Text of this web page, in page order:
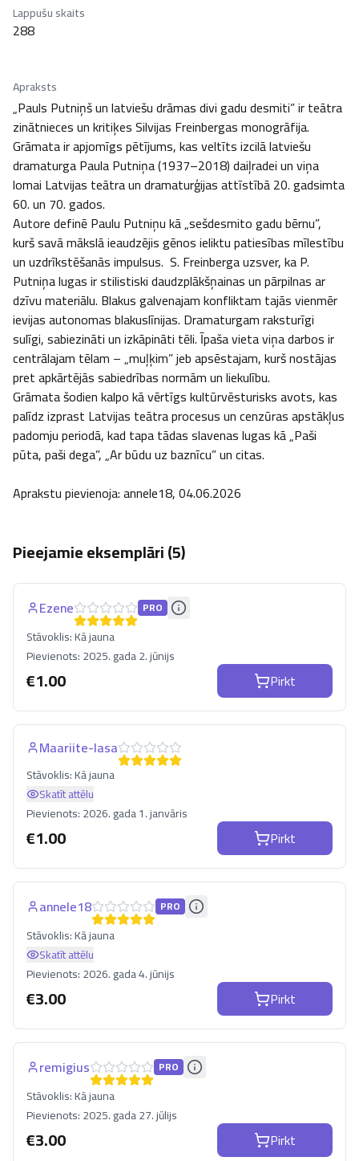
Lappušu skaits
288
Apraksts
„Pauls Putniņš un latviešu drāmas divi gadu desmiti” ir teātra
zinātnieces un kritiķes Silvijas Freinbergas monogrāfija.
Grāmata ir apjomīgs pētījums, kas veltīts izcilā latviešu
dramaturga Paula Putniņa (1937–2018) daiļradei un viņa
lomai Latvijas teātra un dramaturģijas attīstībā 20. gadsimta
60. un 70. gados.
Autore definē Paulu Putniņu kā „sešdesmito gadu bērnu”,
kurš savā mākslā ieaudzējis gēnos ieliktu patiesības mīlestību
un uzdrīkstēšanās impulsus.  S. Freinberga uzsver, ka P.
Putniņa lugas ir stilistiski daudzplākšņainas un pārpilnas ar
dzīvu materiālu. Blakus galvenajam konfliktam tajās vienmēr
ievijas autonomas blakuslīnijas. Dramaturgam raksturīgi
sulīgi, sabiezināti un izkāpināti tēli. Īpaša vieta viņa darbos ir
centrālajam tēlam – „muļķim” jeb apsēstajam, kurš nostājas
pret apkārtējās sabiedrības normām un liekulību.
Grāmata šodien kalpo kā vērtīgs kultūrvēsturisks avots, kas
palīdz izprast Latvijas teātra procesus un cenzūras apstākļus
padomju periodā, kad tapa tādas slavenas lugas kā „Paši
pūta, paši dega”, „Ar būdu uz baznīcu” un citas.
Aprakstu pievienoja: annele18, 04.06.2026
Pieejamie eksemplāri (5)
Ezene PRO
Stāvoklis:Kā jauna
Pievienots:2025. gada 2. jūnijs
€1.00 Pirkt
Maariite-lasa
Stāvoklis:Kā jauna
Skatīt attēlu
Pievienots:2026. gada 1. janvāris
€1.00 Pirkt
annele18 PRO
Stāvoklis:Kā jauna
Skatīt attēlu
Pievienots:2026. gada 4. jūnijs
€3.00 Pirkt
remigius PRO
Stāvoklis:Kā jauna
Pievienots:2025. gada 27. jūlijs
€3.00 Pirkt